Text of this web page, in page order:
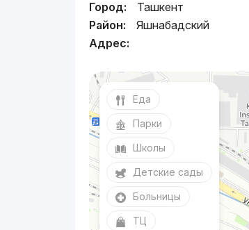
Город:
Ташкент
Район:
Яшнабадский
Адрес:
Еда
Парки
Школы
Детские сады
Больницы
ТЦ